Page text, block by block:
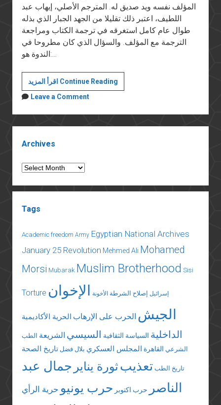
المؤلف نفسه ويد صديق له. المترجم الأصلي، إيهاب عبد
اللطيف، اعتبر ذلك تقليلا من الجهد الجبار الذي بذله
طوال عام كامل استغرقه في ترجمة الكتاب ومراجعة
الترجمة مع المؤلف. والسؤال الذي كان مطروحا في
الندوة هو:…
اقرأ المزيد Continue Readingعن
دار
للأبحاث
والنشر
ميتشيل
Leave a Comment
Archives
Archives
Tags
Academic freedom Army Egyptian National Archives
January 25 Revolution Mehmed Ali Mohamed
Morsi Mubarak Muslim Brotherhood Sisi
Torture إسرائيل إصلاح الشرطة الأخونة الإخوان
الجيش الحرب على الإرهاب الحرية الأكاديمية
الداخلية السياسة الثقافية السيسي الشريعة الطب
الشرعي القاهرة المجلس العسكري بلال فضل تاريخ الصحة
تاريخ الطب تعذيبثورة يناير جمال عبد
الناصر
حرب اكتوبر حرب يونيو حرية الرأي